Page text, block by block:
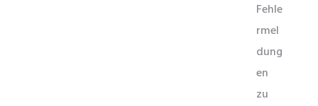
Fehle
rmel
dung
en
zu